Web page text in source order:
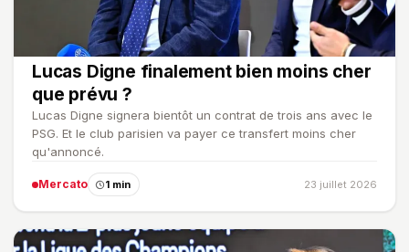
Lucas Digne finalement bien moins cher
que prévu ?
Lucas Digne signera bientôt un contrat de trois ans avec le
PSG. Et le club parisien va payer ce transfert moins cher
qu'annoncé.
Mercato 1 min 23 juillet 2026